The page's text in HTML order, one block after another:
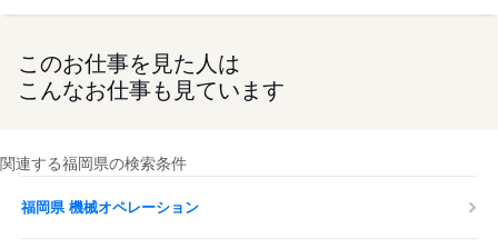
このお仕事を見た人は
こんなお仕事も見ています
関連する福岡県の検索条件
福岡県 機械オペレーション